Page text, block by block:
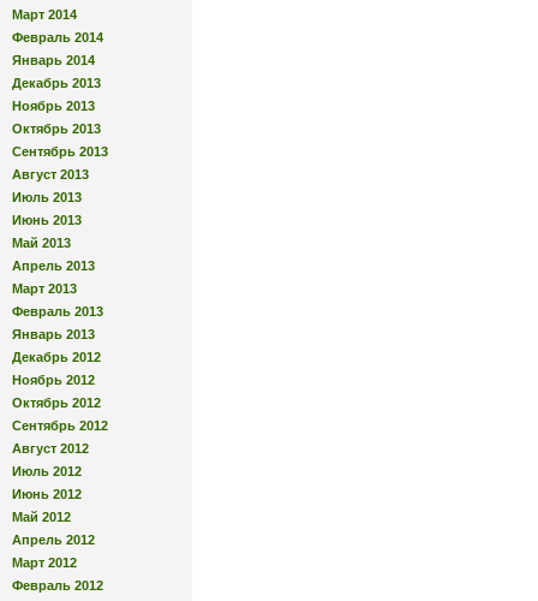
Март 2014
Февраль 2014
Январь 2014
Декабрь 2013
Ноябрь 2013
Октябрь 2013
Сентябрь 2013
Август 2013
Июль 2013
Июнь 2013
Май 2013
Апрель 2013
Март 2013
Февраль 2013
Январь 2013
Декабрь 2012
Ноябрь 2012
Октябрь 2012
Сентябрь 2012
Август 2012
Июль 2012
Июнь 2012
Май 2012
Апрель 2012
Март 2012
Февраль 2012